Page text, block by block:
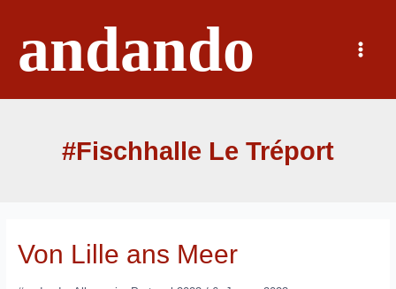
springenandando
Main
Menu
#Fischhalle Le Tréport
Von Lille ans Meer